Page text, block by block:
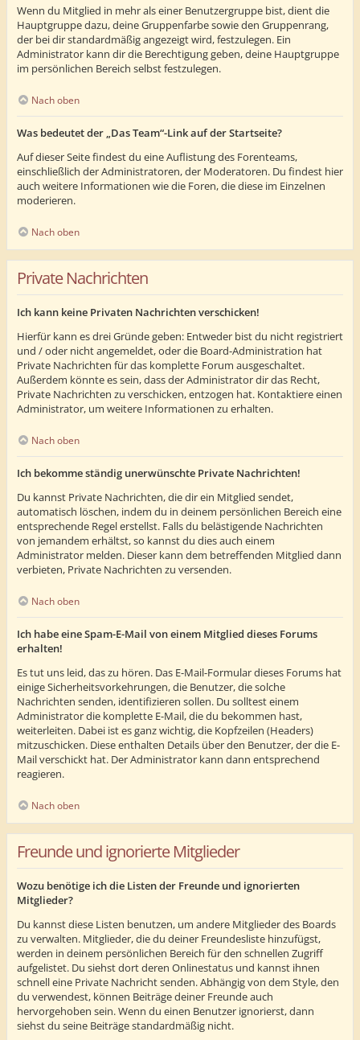
Wenn du Mitglied in mehr als einer Benutzergruppe bist, dient die
Hauptgruppe dazu, deine Gruppenfarbe sowie den Gruppenrang,
der bei dir standardmäßig angezeigt wird, festzulegen. Ein
Administrator kann dir die Berechtigung geben, deine Hauptgruppe
im persönlichen Bereich selbst festzulegen.
Nach oben
Was bedeutet der „Das Team“-Link auf der Startseite?
Auf dieser Seite findest du eine Auflistung des Forenteams,
einschließlich der Administratoren, der Moderatoren. Du findest hier
auch weitere Informationen wie die Foren, die diese im Einzelnen
moderieren.
Nach oben
Private Nachrichten
Ich kann keine Privaten Nachrichten verschicken!
Hierfür kann es drei Gründe geben: Entweder bist du nicht registriert
und / oder nicht angemeldet, oder die Board-Administration hat
Private Nachrichten für das komplette Forum ausgeschaltet.
Außerdem könnte es sein, dass der Administrator dir das Recht,
Private Nachrichten zu verschicken, entzogen hat. Kontaktiere einen
Administrator, um weitere Informationen zu erhalten.
Nach oben
Ich bekomme ständig unerwünschte Private Nachrichten!
Du kannst Private Nachrichten, die dir ein Mitglied sendet,
automatisch löschen, indem du in deinem persönlichen Bereich eine
entsprechende Regel erstellst. Falls du belästigende Nachrichten
von jemandem erhältst, so kannst du dies auch einem
Administrator melden. Dieser kann dem betreffenden Mitglied dann
verbieten, Private Nachrichten zu versenden.
Nach oben
Ich habe eine Spam-E-Mail von einem Mitglied dieses Forums
erhalten!
Es tut uns leid, das zu hören. Das E-Mail-Formular dieses Forums hat
einige Sicherheitsvorkehrungen, die Benutzer, die solche
Nachrichten senden, identifizieren sollen. Du solltest einem
Administrator die komplette E-Mail, die du bekommen hast,
weiterleiten. Dabei ist es ganz wichtig, die Kopfzeilen (Headers)
mitzuschicken. Diese enthalten Details über den Benutzer, der die E-
Mail verschickt hat. Der Administrator kann dann entsprechend
reagieren.
Nach oben
Freunde und ignorierte Mitglieder
Wozu benötige ich die Listen der Freunde und ignorierten
Mitglieder?
Du kannst diese Listen benutzen, um andere Mitglieder des Boards
zu verwalten. Mitglieder, die du deiner Freundesliste hinzufügst,
werden in deinem persönlichen Bereich für den schnellen Zugriff
aufgelistet. Du siehst dort deren Onlinestatus und kannst ihnen
schnell eine Private Nachricht senden. Abhängig von dem Style, den
du verwendest, können Beiträge deiner Freunde auch
hervorgehoben sein. Wenn du einen Benutzer ignorierst, dann
siehst du seine Beiträge standardmäßig nicht.